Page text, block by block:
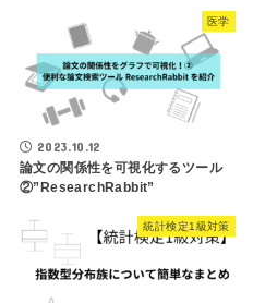
医学
2023.10.12
論文の関係性を可視化するツール
②”ResearchRabbit”
統計検定1級対策